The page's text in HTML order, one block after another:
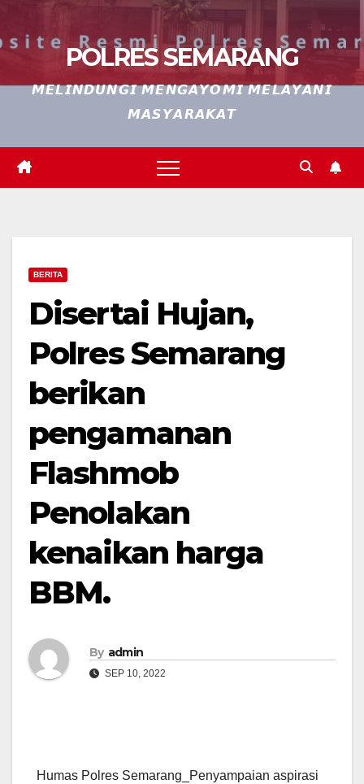
POLRES SEMARANG
𝙈𝙀𝙇𝙄𝙉𝘿𝙐𝙉𝙂𝙄 𝙈𝙀𝙉𝙂𝘼𝙔𝙊𝙈𝙄 𝙈𝙀𝙇𝘼𝙔𝘼𝙉𝙄
𝙈𝘼𝙎𝙔𝘼𝙍𝘼𝙆𝘼𝙏
BERITA
Disertai Hujan,
Polres Semarang
berikan
pengamanan
Flashmob
Penolakan
kenaikan harga
BBM.
By admin
SEP 10, 2022
Humas Polres Semarang_Penyampaian aspirasi